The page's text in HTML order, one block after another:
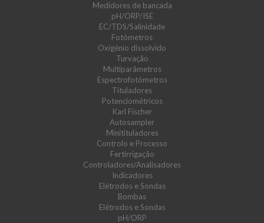
Medidores de bancada
pH/ORP/ISE
EC/TDS/Salinidade
Fotómetros
Oxigénio dissolvido
Turvação
Multiparâmetros
Espectrofotómetros
Tituladores
Potenciométricos
Karl Fischer
Autosampler
Minitituladores
Controlo e Processo
Fertirrigação
Controladores/Analisadores
Indicadores
Elétrodos e Sondas
Bombas
Elétrodos e Sondas
pH/ORP